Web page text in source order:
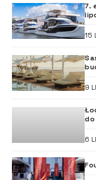
7.
15
9
do
6